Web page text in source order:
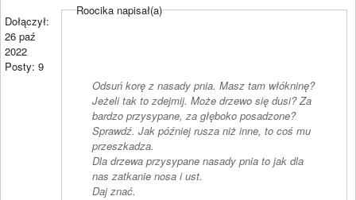
Dołączył:
26 paź
2022
Posty: 9
Roocika napisał(a)
Odsuń korę z nasady pnia. Masz tam włókninę?
Jeżeli tak to zdejmij. Może drzewo się dusi? Za
bardzo przysypane, za głęboko posadzone?
Sprawdź. Jak później rusza niż inne, to coś mu
przeszkadza.
Dla drzewa przysypane nasady pnia to jak dla
nas zatkanie nosa i ust.
Daj znać.